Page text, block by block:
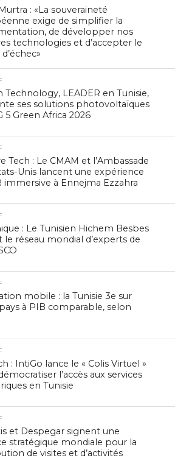
: «La souveraineté
exige de simplifier la
de développer nos
technologies et d’accepter le
Technology, LEADER en Tunisie,
ses solutions photovoltaïques
5 Green Africa 2026
Tech : Le CMAM et l’Ambassade
Unis lancent une expérience
immersive à Ennejma Ezzahra
: Le Tunisien Hichem Besbes
le réseau mondial d’experts de
mobile : la Tunisie 3e sur
à PIB comparable, selon
: IntiGo lance le « Colis Virtuel »
l’accès aux services
en Tunisie
et Despegar signent une
stratégique mondiale pour la
de visites et d’activités